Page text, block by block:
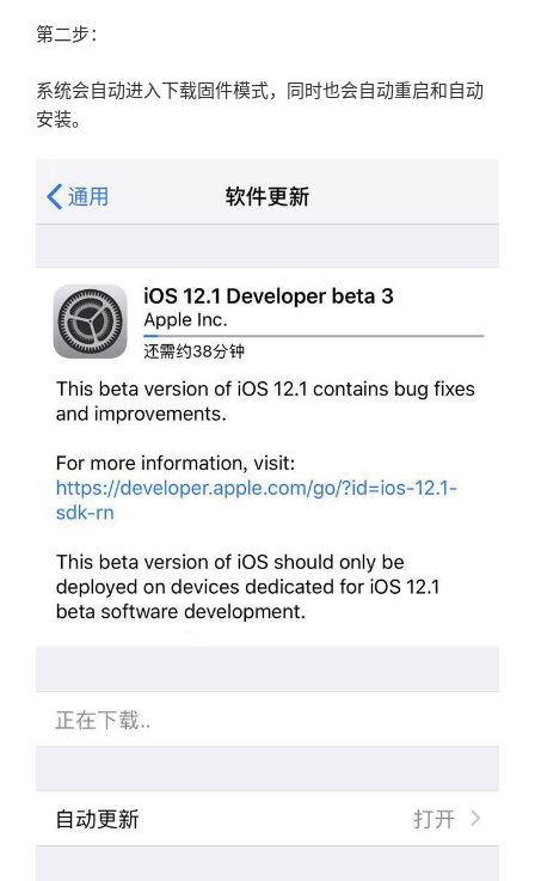
第二步：
系统会自动进入下载固件模式，同时也会自动重启和自动
安装。